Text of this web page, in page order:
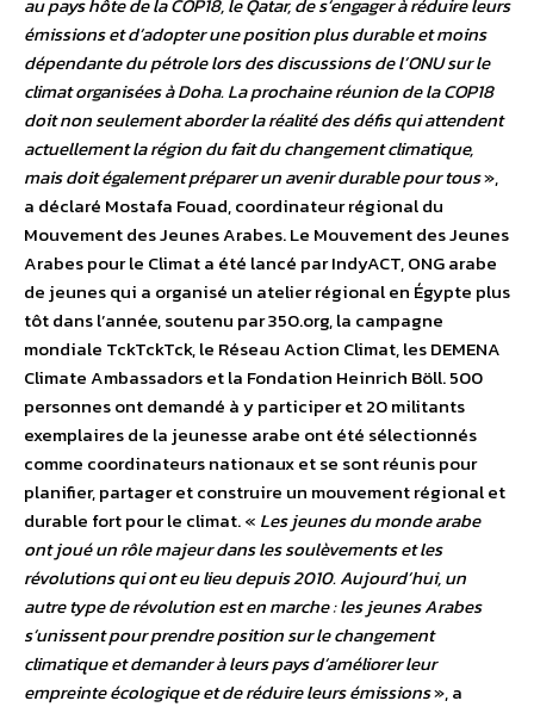
au pays hôte de la COP18, le Qatar, de s’engager à réduire leurs
émissions et d’adopter une position plus durable et moins
dépendante du pétrole lors des discussions de l’ONU sur le
climat organisées à Doha. La prochaine réunion de la COP18
doit non seulement aborder la réalité des défis qui attendent
actuellement la région du fait du changement climatique,
mais doit également préparer un avenir durable pour tous»,
a déclaré Mostafa Fouad, coordinateur régional du
Mouvement des Jeunes Arabes. Le Mouvement des Jeunes
Arabes pour le Climat a été lancé par IndyACT, ONG arabe
de jeunes qui a organisé un atelier régional en Égypte plus
tôt dans l’année, soutenu par 350.org, la campagne
mondiale TckTckTck, le Réseau Action Climat, les DEMENA
Climate Ambassadors et la Fondation Heinrich Böll. 500
personnes ont demandé à y participer et 20 militants
exemplaires de la jeunesse arabe ont été sélectionnés
comme coordinateurs nationaux et se sont réunis pour
planifier, partager et construire un mouvement régional et
durable fort pour le climat. « Les jeunes du monde arabe
ont joué un rôle majeur dans les soulèvements et les
révolutions qui ont eu lieu depuis 2010. Aujourd’hui, un
autre type de révolution est en marche : les jeunes Arabes
s’unissent pour prendre position sur le changement
climatique et demander à leurs pays d’améliorer leur
empreinte écologique et de réduire leurs émissions», a